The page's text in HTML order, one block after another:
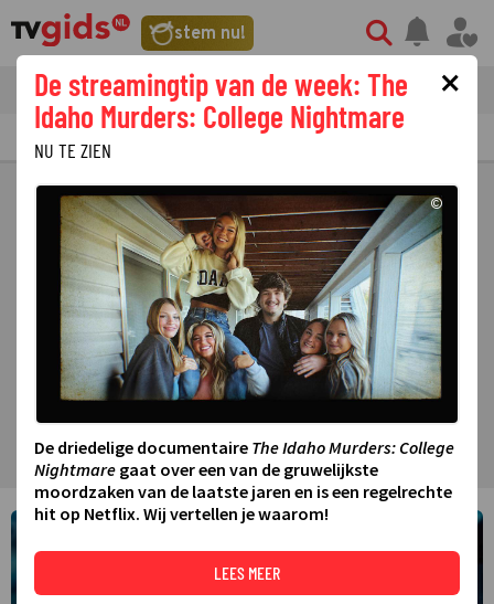
stem nu!
tvgids streaming nieuws
PRIMETIME GEMIST
×
De streamingtip van de week: The
Idaho Murders: College Nightmare
NU TE ZIEN
©
De driedelige documentaire The Idaho Murders: College
Nightmare gaat over een van de gruwelijkste
moordzaken van de laatste jaren en is een regelrechte
hit op Netflix. Wij vertellen je waarom!
LEES MEER